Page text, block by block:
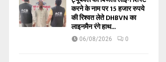
करने के नाम पर 15 हजार रुपये
की रिश्वत लेते DHBVN का
लाइनमैन रंगे हाथ...
06/08/2026 0